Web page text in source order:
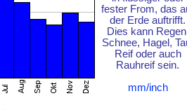
fester From, das
der Erde auftrifft.
Dies kann
Schnee, Hagel,
Reif oder auch
Rauhreif sein.
mm/inch